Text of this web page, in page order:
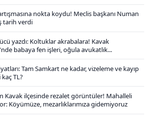
nokta koydu! Meclis başkanı Numan
tarih verdi
yazdı: Koltuklar akrabalara! Kavak
babaya fen işleri, oğula avukatlık...
Tam Samkart ne kadar, vizeleme ve kayıp
TL?
Kavak ilçesinde rezalet görüntüler! Mahalleli
Köyümüze, mezarlıklarımıza gidemiyoruz